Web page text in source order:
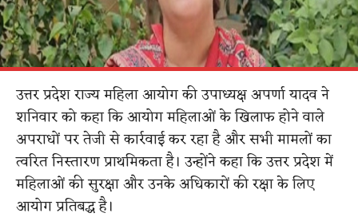
उत्तर प्रदेश राज्य महिला आयोग की उपाध्यक्ष अपर्णा यादव ने
शनिवार को कहा कि आयोग महिलाओं के खिलाफ होने वाले
अपराधों पर तेजी से कार्रवाई कर रहा है और सभी मामलों का
त्वरित निस्तारण प्राथमिकता है। उन्होंने कहा कि उत्तर प्रदेश में
महिलाओं की सुरक्षा और उनके अधिकारों की रक्षा के लिए
आयोग प्रतिबद्ध है।